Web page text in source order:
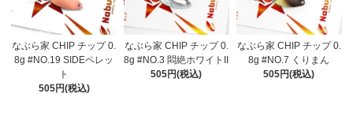
なぶら家 CHIP チップ 0.
8g #NO.19 SIDEペレッ
ト
505円(税込)
なぶら家 CHIP チップ 0.
8g #NO.3 悶絶ホワイトII
505円(税込)
なぶら家 CHIP チップ 0.
8g #NO.7 くりまん
505円(税込)